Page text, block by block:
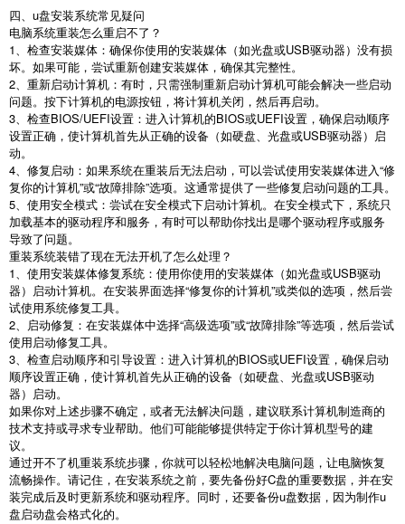
四、 u盘安装系统常见疑问
电脑系统重装怎么重启不了？
1、检查安装媒体：确保你使用的安装媒体（如光盘或USB驱动器）没有损
坏。如果可能，尝试重新创建安装媒体，确保其完整性。
2、重新启动计算机：有时，只需强制重新启动计算机可能会解决一些启动
问题。按下计算机的电源按钮，将计算机关闭，然后再启动。
3、检查BIOS/UEFI设置：进入计算机的BIOS或UEFI设置，确保启动顺序
设置正确，使计算机首先从正确的设备（如硬盘、光盘或USB驱动器）启
动。
4、修复启动：如果系统在重装后无法启动，可以尝试使用安装媒体进入“修
复你的计算机”或“故障排除”选项。这通常提供了一些修复启动问题的工具。
5、使用安全模式：尝试在安全模式下启动计算机。在安全模式下，系统只
加载基本的驱动程序和服务，有时可以帮助你找出是哪个驱动程序或服务
导致了问题。
重装系统装错了现在无法开机了怎么处理？
1、使用安装媒体修复系统：使用你使用的安装媒体（如光盘或USB驱动
器）启动计算机。在安装界面选择“修复你的计算机”或类似的选项，然后尝
试使用系统修复工具。
2、启动修复：在安装媒体中选择“高级选项”或“故障排除”等选项，然后尝试
使用启动修复工具。
3、检查启动顺序和引导设置：进入计算机的BIOS或UEFI设置，确保启动
顺序设置正确，使计算机首先从正确的设备（如硬盘、光盘或USB驱动
器）启动。
如果你对上述步骤不确定，或者无法解决问题，建议联系计算机制造商的
技术支持或寻求专业帮助。他们可能能够提供特定于你计算机型号的建
议。
通过开不了机重装系统步骤，你就可以轻松地解决电脑问题，让电脑恢复
流畅操作。请记住，在安装系统之前，要先备份好C盘的重要数据，并在安
装完成后及时更新系统和驱动程序。同时，还要备份u盘数据，因为制作u
盘启动盘会格式化的。